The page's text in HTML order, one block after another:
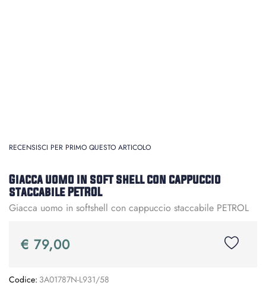
RECENSISCI PER PRIMO QUESTO ARTICOLO
Giacca uomo in soft shell con cappuccio
staccabile PETROL
Giacca uomo in softshell con cappuccio staccabile PETROL
€ 79,00
Codice: 3A01787N-L931/58